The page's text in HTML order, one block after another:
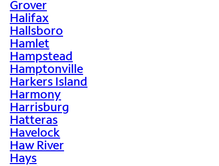
Grover
Halifax
Hallsboro
Hamlet
Hampstead
Hamptonville
Harkers Island
Harmony
Harrisburg
Hatteras
Havelock
Haw River
Hays